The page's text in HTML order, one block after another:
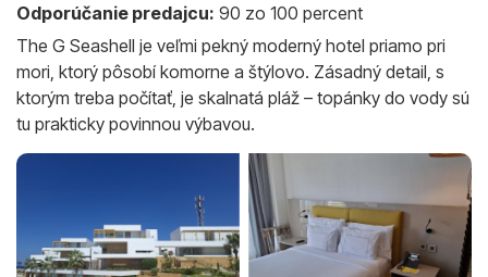
Odporúčanie predajcu: 90 zo 100 percent
The G Seashell je veľmi pekný moderný hotel priamo pri
mori, ktorý pôsobí komorne a štýlovo. Zásadný detail, s
ktorým treba počítať, je skalnatá pláž – topánky do vody sú
tu prakticky povinnou výbavou.